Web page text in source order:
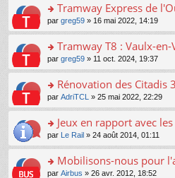
le
m
e
s
a
g
e
n
o
lu
le
pl
u
s
o
n
ult
er
le
m
e
a
g
e
n
Tramway Express de
par greg59 » 16 mai 2022, 14:19
o
n
ult
er
le
m
e
a
g
Tramway T8 : Vaulx-
par greg59 » 11 oct. 2024, 19:37
o
n
ult
er
le
m
e
Rénovation des Citadis
par AdriTCL » 25 mai 2022, 22:29
o
n
ult
Jeux en rapport avec
par Le Rail » 24 août 2014, 01:11
o
Mobilisons-nous pour
par Airbus » 26 avr. 2012, 18:52